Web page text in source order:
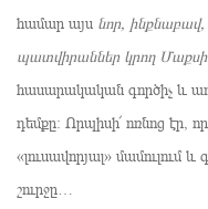
համար այս նոր,
պատվիրաններ կրող
հասարակական գործիչ և
դեմքը։ Որպիսի՜ ոռնոց
«լուսավորյալ» մամուլում
շուրջը…